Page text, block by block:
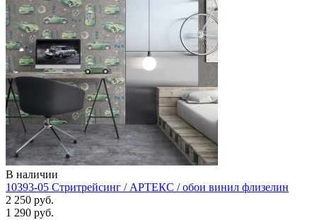
В наличии
10393-05 Стритрейсинг / АРТЕКС / обои винил флизелин
2 250 руб.
1 290 руб.